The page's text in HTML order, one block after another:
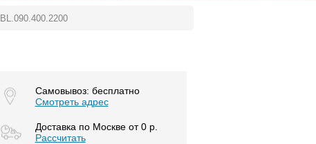
Самовывоз: бесплатно
Смотреть адрес
Доставка по Москве от 0 р.
Расcчитать